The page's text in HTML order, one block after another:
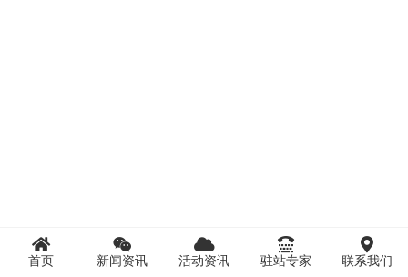
首页 新闻资讯 活动资讯 驻站专家 联系我们